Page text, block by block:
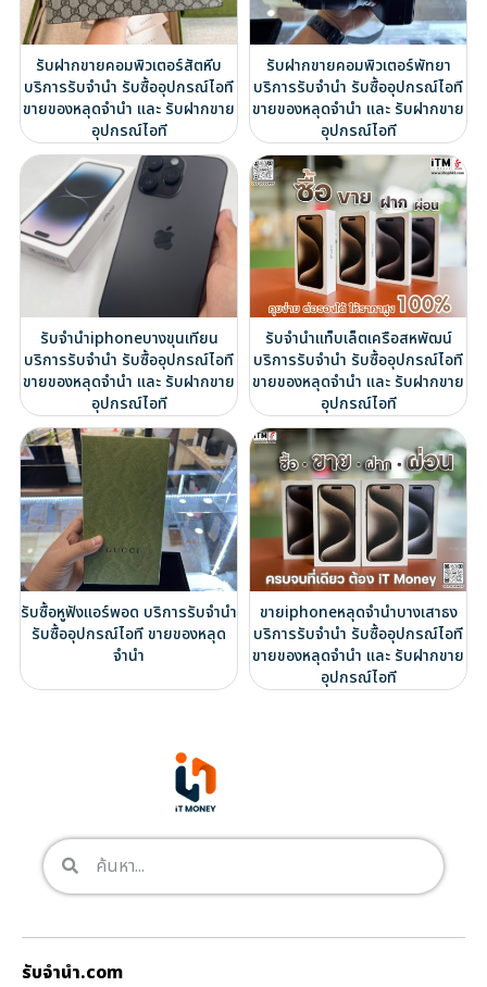
รับฝากขายคอมพิวเตอร์สัตหีบ
บริการรับจำนำ รับซื้ออุปกรณ์ไอที
ขายของหลุดจำนำ และ รับฝากขาย
อุปกรณ์ไอที
รับฝากขายคอมพิวเตอร์พัทยา
บริการรับจำนำ รับซื้ออุปกรณ์ไอที
ขายของหลุดจำนำ และ รับฝากขาย
อุปกรณ์ไอที
รับจำนำiphoneบางขุนเทียน
บริการรับจำนำ รับซื้ออุปกรณ์ไอที
ขายของหลุดจำนำ และ รับฝากขาย
อุปกรณ์ไอที
รับจำนำแท็บเล็ตเครือสหพัฒน์
บริการรับจำนำ รับซื้ออุปกรณ์ไอที
ขายของหลุดจำนำ และ รับฝากขาย
อุปกรณ์ไอที
รับซื้อหูฟังแอร์พอด บริการรับจำนำ
รับซื้ออุปกรณ์ไอที ขายของหลุด
จำนำ
ขายiphoneหลุดจำนำบางเสาธง
บริการรับจำนำ รับซื้ออุปกรณ์ไอที
ขายของหลุดจำนำ และ รับฝากขาย
อุปกรณ์ไอที
รับจํานํา.com